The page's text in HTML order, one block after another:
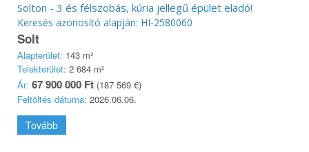
Solton - 3 és félszobás, kúria jellegű épület eladó!
Keresés azonosító alapján: HI-2580060
Solt
Alapterület: 143 m²
Telekterület: 2 684 m²
Ár: 67 900 000 Ft (187 569 €)
Feltöltés dátuma: 2026.06.06.
Tovább